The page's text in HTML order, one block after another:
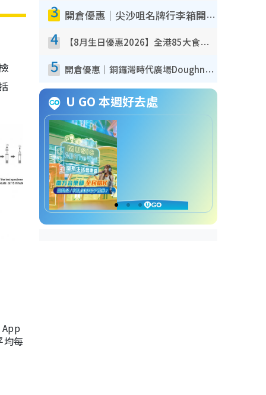
均每
3 開倉優惠｜尖沙咀名牌行李箱開倉低至4折！一連5日 American Tourister/ace./Hallmark $200起！
4 【8月生日優惠2026】全港85大食買玩著數攻略 自助餐/火鍋放題同行免費＋誠品/DONKI送現金券
5 開倉優惠｜銅鑼灣時代廣場Doughnut/Campo Marzio開倉低至1折！背囊、書包、手袋劈價$200起
U GO 本週好去處